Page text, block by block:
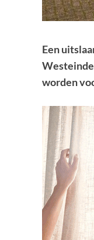
Een
Westeinde
worden